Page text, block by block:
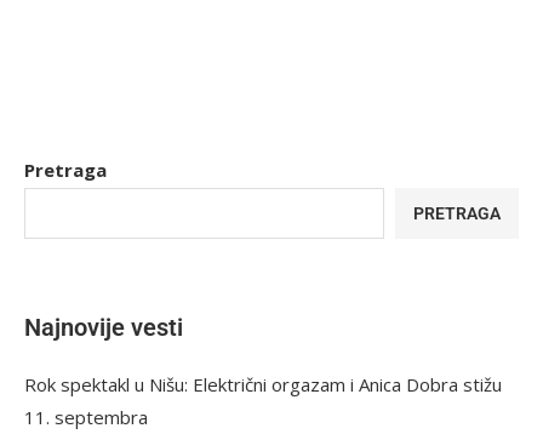
Pretraga
PRETRAGA
Najnovije vesti
Rok spektakl u Nišu: Električni orgazam i Anica Dobra stižu
11. septembra